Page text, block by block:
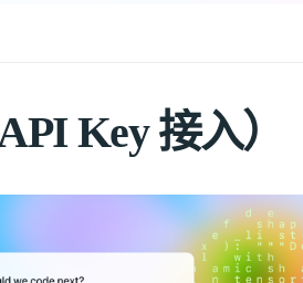
Key 接入）